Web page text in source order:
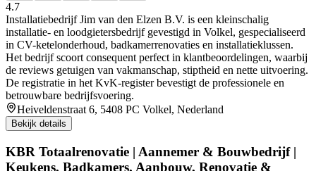
4.7
Installatiebedrijf Jim van den Elzen B.V. is een kleinschalig
installatie- en loodgietersbedrijf gevestigd in Volkel, gespecialiseerd
in CV-ketelonderhoud, badkamerrenovaties en installatieklussen.
Het bedrijf scoort consequent perfect in klantbeoordelingen, waarbij
de reviews getuigen van vakmanschap, stiptheid en nette uitvoering.
De registratie in het KvK-register bevestigt de professionele en
betrouwbare bedrijfsvoering.
Heiveldenstraat 6, 5408 PC Volkel, Nederland
Bekijk details
KBR Totaalrenovatie | Aannemer & Bouwbedrijf |
Keukens, Badkamers, Aanbouw, Renovatie &